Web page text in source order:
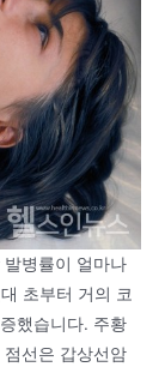
병률이 얼마나
초부터 거의 코
했습니다. 주황
선은 갑상선암